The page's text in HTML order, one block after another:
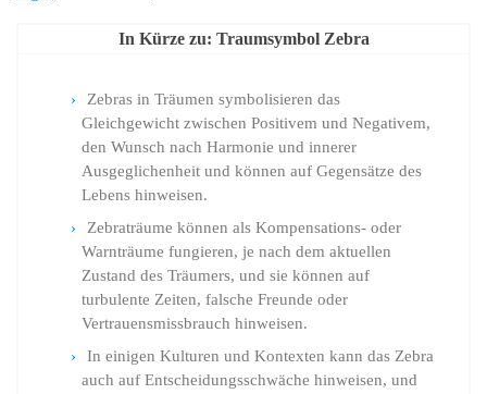
In Kürze zu: Traumsymbol Zebra
Zebras in Träumen symbolisieren das
Gleichgewicht zwischen Positivem und Negativem,
den Wunsch nach Harmonie und innerer
Ausgeglichenheit und können auf Gegensätze des
Lebens hinweisen.
Zebraträume können als Kompensations- oder
Warnträume fungieren, je nach dem aktuellen
Zustand des Träumers, und sie können auf
turbulente Zeiten, falsche Freunde oder
Vertrauensmissbrauch hinweisen.
In einigen Kulturen und Kontexten kann das Zebra
auch auf Entscheidungsschwäche hinweisen, und